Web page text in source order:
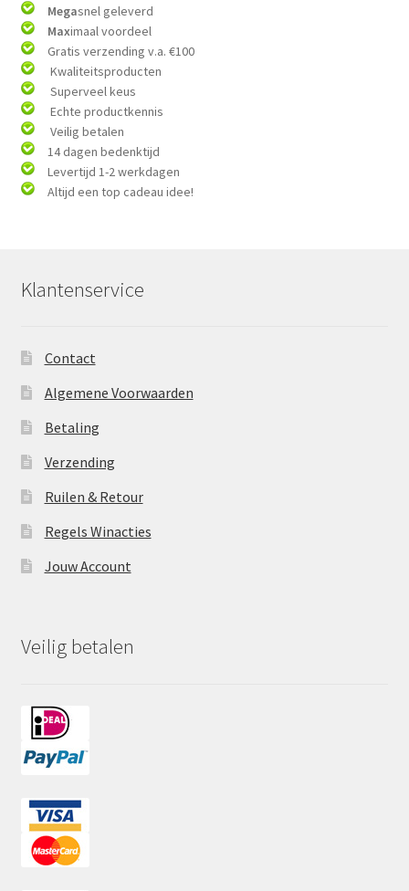
Megasnel geleverd
Maximaal voordeel
Gratis verzending v.a. €100
Kwaliteitsproducten
Superveel keus
Echte productkennis
Veilig betalen
14 dagen bedenktijd
Levertijd 1-2 werkdagen
Altijd een top cadeau idee!
Klantenservice
Contact
Algemene Voorwaarden
Betaling
Verzending
Ruilen & Retour
Regels Winacties
Jouw Account
Veilig betalen